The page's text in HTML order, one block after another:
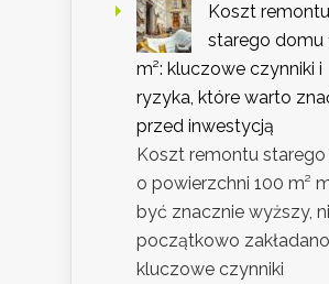
Koszt remontu
starego domu
m²: kluczowe czynniki i
ryzyka, które warto
przed inwestycją
Koszt remontu
o powierzchni 100 m²
być znacznie wyższy,
początkowo
kluczowe czynniki